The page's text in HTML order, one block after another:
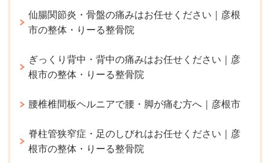
仙腸関節炎・骨盤の痛みはお任せください｜彦根
市の整体・りーる整骨院
ぎっくり背中・背中の痛みはお任せください｜彦
根市の整体・りーる整骨院
腰椎椎間板ヘルニアで腰・脚が痛む方へ｜彦根市
脊柱管狭窄症・足のしびれはお任せください｜彦
根市の整体・りーる整骨院